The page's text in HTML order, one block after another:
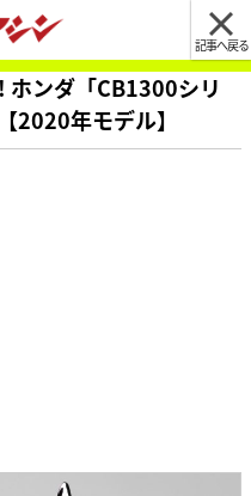
記事へ戻る
ンダ「CB1300シリ
2020年モデル】